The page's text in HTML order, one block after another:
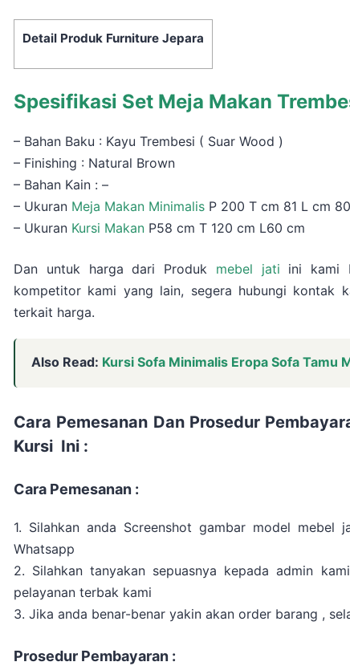
Detail Produk Furniture Jepara
Spesifikasi Set Meja Makan
– Bahan Baku : Kayu Trembesi ( Suar Wood )
– Finishing : Natural Brown
– Bahan Kain : –
– Ukuran Meja Makan Minimalis P 200 T cm 81 L cm
– Ukuran Kursi Makan P58 cm T 120 cm L60 cm
Dan untuk harga dari Produk mebel jati ini kami
kompetitor kami yang lain, segera hubungi kontak
terkait harga.
Also Read: Kursi Sofa Minimalis Eropa Sofa Tamu
Cara Pemesanan Dan Prosedur
Kursi Ini :
Cara Pemesanan :
1. Silahkan anda Screenshot gambar model
Whatsapp
2. Silahkan tanyakan sepuasnya kepada admin
pelayanan terbak kami
3. Jika anda benar-benar yakin akan order barang ,
Prosedur Pembayaran :